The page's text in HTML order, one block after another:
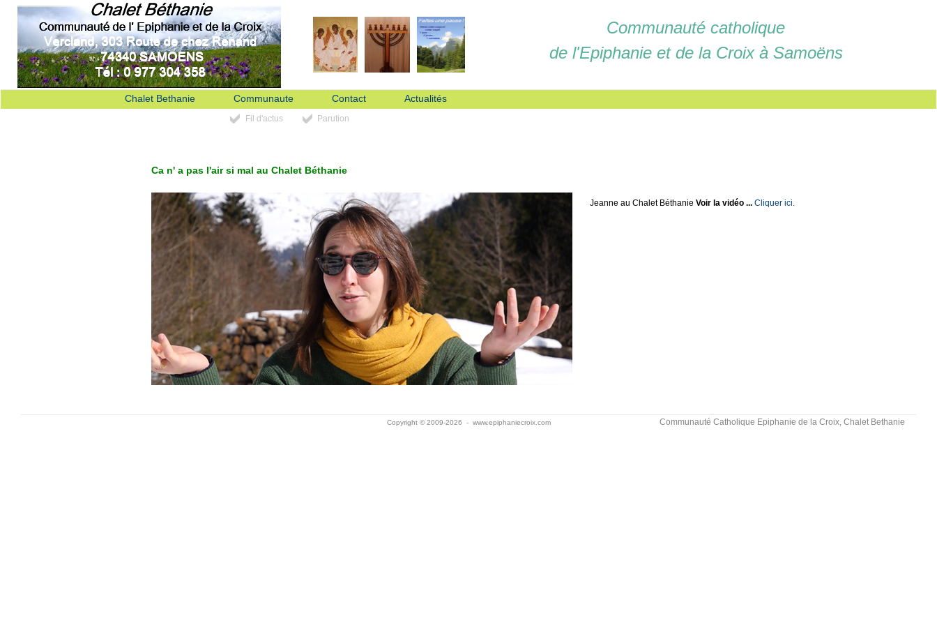
Communauté catholique
de l'Epiphanie et de la Croix à Samoëns
Chalet Bethanie Communaute Contact Actualités
Fil d'actus Parution
Ca n' a pas l'air si mal au Chalet Béthanie
Jeanne au Chalet Béthanie Voir la vidéo ... Cliquer ici.
Copyright © 2009-2026 - www.epiphaniecroix.com Communauté Catholique Epiphanie de la Croix, Chalet Bethanie